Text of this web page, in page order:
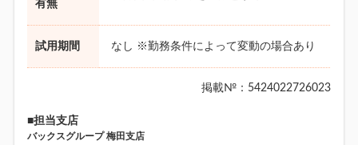
有無
試用期間 なし ※勤務条件によって変動の場合あり
掲載№：5424022726023
■担当支店
バックスグループ 梅田支店